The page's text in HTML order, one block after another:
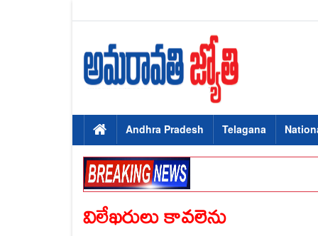
Andhra Pradesh Telagana
విలేఖరులు కావలెను